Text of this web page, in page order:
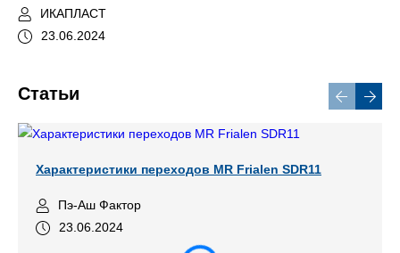
ИКАПЛАСТ
23.06.2024
Статьи
Характеристики переходов MR Frialen SDR11
Пэ-Аш Фактор
23.06.2024